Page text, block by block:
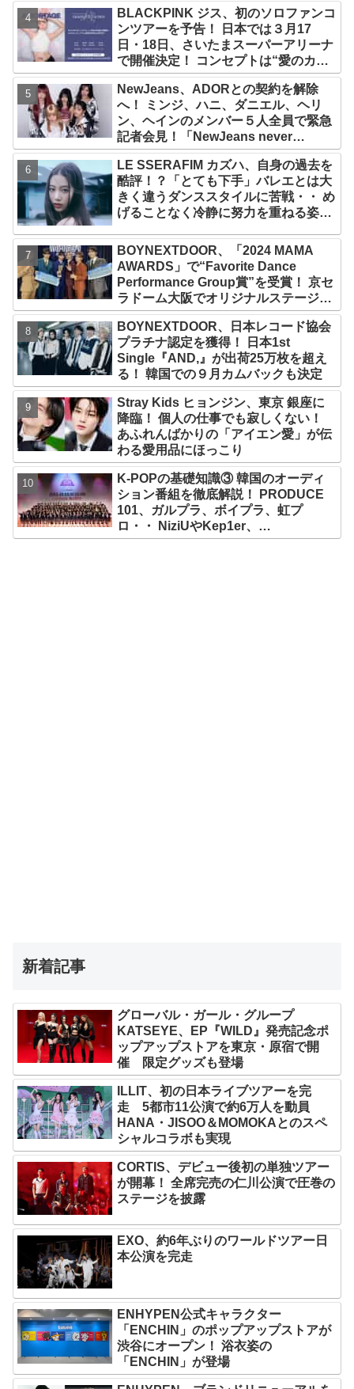
なりの大ヒット
BLACKPINK ジス、初のソロファンコ
ンツアーを予告！ 日本では３月17
日・18日、さいたまスーパーアリーナ
で開催決定！ コンセプトは“愛のカケ
ラ”！？ 14日には新アルバム
『AMORTAGE』もリリース
NewJeans、ADORとの契約を解除
へ！ ミンジ、ハニ、ダニエル、ヘリ
ン、ヘインのメンバー５人全員で緊急
記者会見！「NewJeans never
dies!」と微笑みの宣言！ ADOR側、
2029年まで契約有効と主張
LE SSERAFIM カズハ、自身の過去を
酷評！？「とても下手」バレエとは大
きく違うダンススタイルに苦戦・・ め
げることなく冷静に努力を重ねる姿に
BOYNEXTDOOR、「2024 MAMA
AWARDS」で“Favorite Dance
Performance Group賞”を受賞！ 京セ
ラドーム大阪でオリジナルステージパ
フォーマンス披露！ 卒業パーティーを
コンセプトにスーツで魅了【動画あ
り】
BOYNEXTDOOR、日本レコード協会
プラチナ認定を獲得！ 日本1st
Single『AND,』が出荷25万枚を超え
る！ 韓国での９月カムバックも決定
Stray Kids ヒョンジン、東京 銀座に
降臨！ 個人の仕事でも寂しくない！
あふれんばかりの「アイエン愛」が伝
わる愛用品にほっこり
K-POPの基礎知識③ 韓国のオーディ
ション番組を徹底解説！ PRODUCE
101、ガルプラ、ボイプラ、虹プ
ロ・・ NiziUやKep1er、
ZEROBASEONEら人気グループが
新着記事
グローバル・ガール・グループ
KATSEYE、EP『WILD』発売記念ポ
ップアップストアを東京・原宿で開
催 限定グッズも登場
ILLIT、初の日本ライブツアーを完
走 5都市11公演で約6万人を動員
HANA・JISOO＆MOMOKAとのスペ
シャルコラボも実現
CORTIS、デビュー後初の単独ツアー
が開幕！ 全席完売の仁川公演で圧巻の
ステージを披露
EXO、約6年ぶりのワールドツアー日
本公演を完走
ENHYPEN公式キャラクター
「ENCHIN」のポップアップストアが
渋谷にオープン！ 浴衣姿の
「ENCHIN」が登場